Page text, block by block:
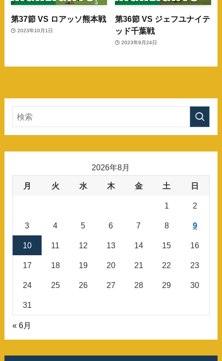
第37節 VS ロアッソ熊本戦
2023年10月1日
第36節 VS ジェフユナイテ
ッド千葉戦
2023年9月24日
2026年8月
月 火 水 木 金 土 日
1 2
3 4 5 6 7 8 9
10 11 12 13 14 15 16
17 18 19 20 21 22 23
24 25 26 27 28 29 30
31
« 6月